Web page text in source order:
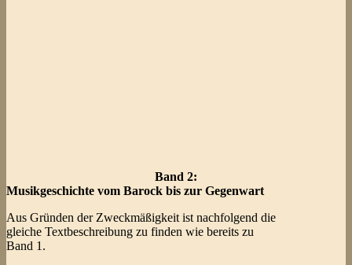
Band 2:
Musikgeschichte vom Barock bis zur Gegenwart
Aus Gründen der Zweckmäßigkeit ist nachfolgend die
gleiche Textbeschreibung zu finden wie bereits zu
Band 1.